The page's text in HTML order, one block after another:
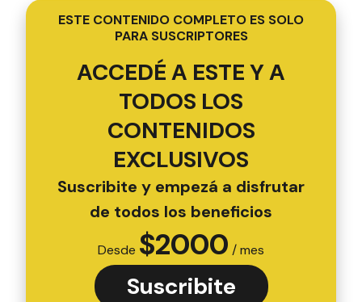
ESTE CONTENIDO COMPLETO ES SOLO
PARA SUSCRIPTORES
ACCEDÉ A ESTE Y A
TODOS LOS
CONTENIDOS
EXCLUSIVOS
Suscribite y empezá a disfrutar
de todos los beneficios
Desde $2000 / mes
Suscribite